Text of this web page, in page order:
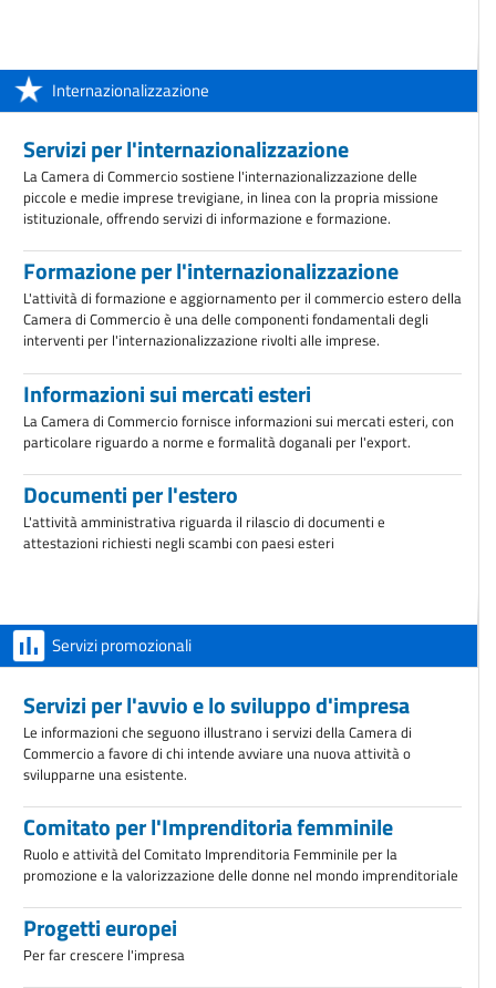
Internazionalizzazione
Servizi per l'internazionalizzazione
La Camera di Commercio sostiene l'internazionalizzazione delle
piccole e medie imprese trevigiane, in linea con la propria missione
istituzionale, offrendo servizi di informazione e formazione.
Formazione per l'internazionalizzazione
L'attività di formazione e aggiornamento per il commercio estero della
Camera di Commercio è una delle componenti fondamentali degli
interventi per l'internazionalizzazione rivolti alle imprese.
Informazioni sui mercati esteri
La Camera di Commercio fornisce informazioni sui mercati esteri, con
particolare riguardo a norme e formalità doganali per l'export.
Documenti per l'estero
L'attività amministrativa riguarda il rilascio di documenti e
attestazioni richiesti negli scambi con paesi esteri
Servizi promozionali
Servizi per l'avvio e lo sviluppo d'impresa
Le informazioni che seguono illustrano i servizi della Camera di
Commercio a favore di chi intende avviare una nuova attività o
svilupparne una esistente.
Comitato per l'Imprenditoria femminile
Ruolo e attività del Comitato Imprenditoria Femminile per la
promozione e la valorizzazione delle donne nel mondo imprenditoriale
Progetti europei
Per far crescere l'impresa